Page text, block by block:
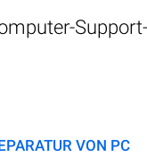
VON PC